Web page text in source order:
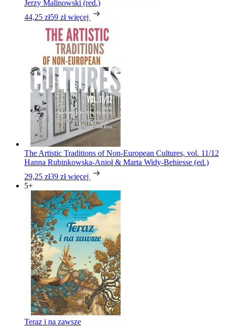
Jerzy Malinowski (red.)
44,25 zł59 zł więcej
The Artistic Traditions of Non-European Cultures, vol. 11/12
Hanna Rubinkowska-Anioł & Marta Widy-Behiesse (ed.)
29,25 zł39 zł więcej
5+
Teraz i na zawsze